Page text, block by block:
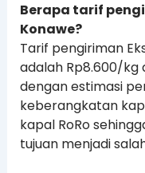
Berapa tarif
Konawe?
Tarif pengiriman
adalah Rp8.600/kg
dengan estimasi
keberangkatan
kapal RoRo
tujuan menjadi